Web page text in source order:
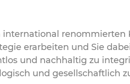
international
erarbeiten und Sie
und nachhaltig zu
und gesellschaftlich